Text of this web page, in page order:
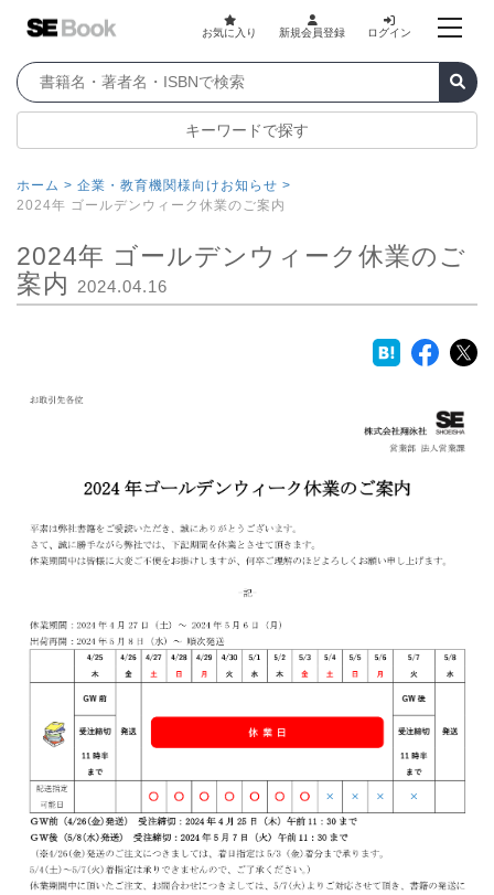
お気に入り 新規会員登録 ログイン
キーワードで探す
ホーム > 企業・教育機関様向けお知らせ >
2024年 ゴールデンウィーク休業のご案内
2024年 ゴールデンウィーク休業のご
案内
2024.04.16